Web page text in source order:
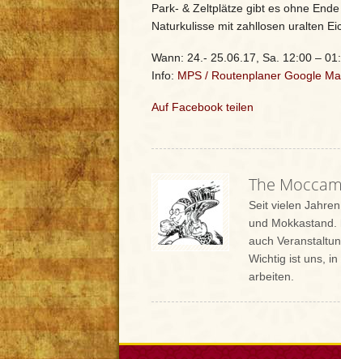
Park- & Zeltplätze gibt es ohne
Naturkulisse mit zahllosen uralten
Wann: 24.- 25.06.17, Sa. 12:00 –
Info: MPS / Routenplaner Google
Auf Facebook teilen
The
Seit vielen
und
auch
Wichtig ist uns,
arbeiten.